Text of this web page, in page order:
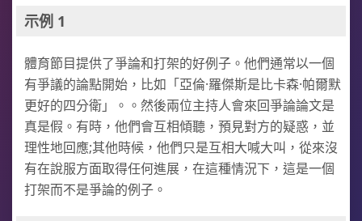
示例 1
體育節目提供了爭論和打架的好例子。他們通常以一個
有爭議的論點開始，比如「亞倫·羅傑斯是比卡森·帕爾默
更好的四分衛」。。然後兩位主持人會來回爭論論文是
真是假。有時，他們會互相傾聽，預見對方的疑惑，並
理性地回應;其他時候，他們只是互相大喊大叫，從來沒
有在說服方面取得任何進展，在這種情況下，這是一個
打架而不是爭論的例子。